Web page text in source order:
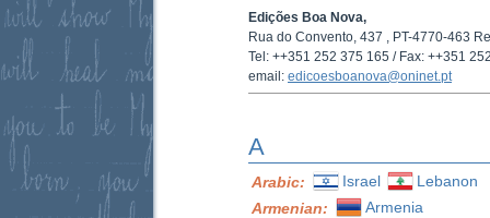
Edições Boa Nova,
Rua do Convento, 437 , PT-4770-463
Tel: ++351 252 375 165 / Fax: ++351
email: edicoesboanova@oninet.pt
A
Arabic: Israel
Lebanon
Armenian:
Armenia